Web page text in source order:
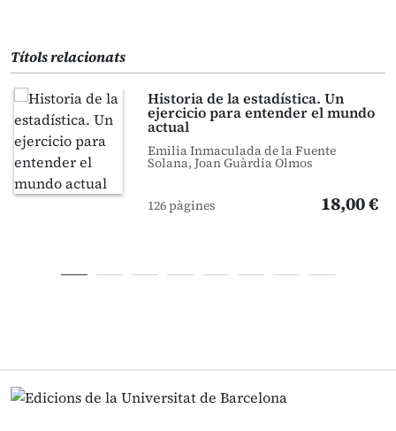
Títols relacionats
Historia de la estadística. Un
ejercicio para entender el mundo
actual
Emilia Inmaculada de la Fuente
Solana, Joan Guàrdia Olmos
126 pàgines 18,00 €